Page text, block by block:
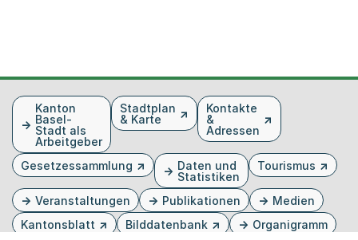
FusszeileKanton
Basel-
Stadt als
Arbeitgeber
Stadtplan
& Karte
Kontakte
&
Adressen
Gesetzessammlung
Daten und
Statistiken
Tourismus
Veranstaltungen Publikationen
Medien
Kantonsblatt
Bilddatenbank Organigramm